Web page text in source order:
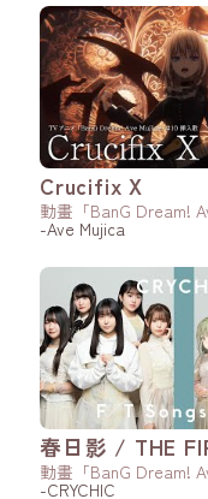
Crucifix X
動畫「BanG Dream!
-Ave Mujica
春日影 / THE
動畫「BanG Dream!
-CRYCHIC